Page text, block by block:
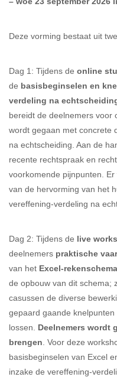
Deze vorming bestaat uit
Dag 1: Tijdens de online
de basisbeginselen en
verdeling na
bereidt de deelnemers voor
wordt gegaan met concrete
na echtscheiding. Aan de
recente rechtspraak en
voorkomende pijnpunten.
van de hervorming van het
vereffening-verdeling na
Dag 2: Tijdens de live
deelnemers praktische
van het Excel-rekenschema
de opbouw van dit schema;
casussen de diverse
gepaard gaande
lossen. Deelnemers wordt
brengen . Voor deze
basisbeginselen van Excel
inzake de vereffening-